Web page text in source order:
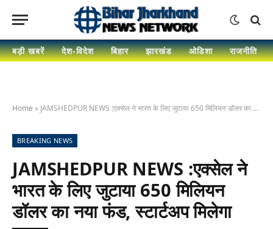
बड़ी खबरें देश-विदेश बिहार झारखंड ओडिशा राजनीति
Home » JAMSHEDPUR NEWS :एक्सेल ने भारत के लिए जुटाया 650 मिलियन डॉलर का नया फंड, स्टार्टअप मिलेगा बढ़ावा
BREAKING NEWS
JAMSHEDPUR NEWS :एक्सेल ने
भारत के लिए जुटाया 650 मिलियन
डॉलर का नया फंड, स्टार्टअप मिलेगा